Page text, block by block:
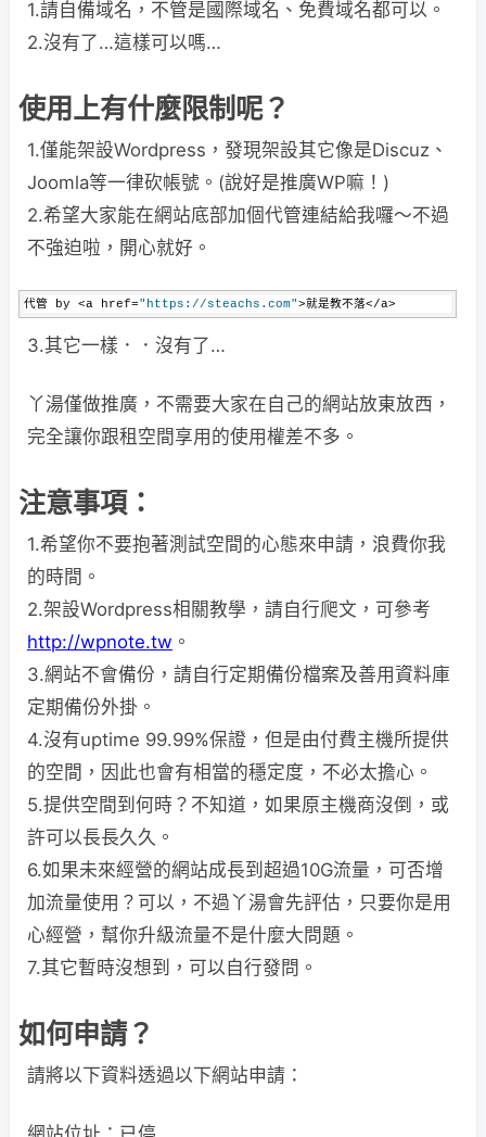
1.請自備域名，不管是國際域名、免費域名都可以。
2.沒有了…這樣可以嗎…
使用上有什麼限制呢？
1.僅能架設Wordpress，發現架設其它像是Discuz、
Joomla等一律砍帳號。(說好是推廣WP嘛！)
2.希望大家能在網站底部加個代管連結給我囉～不過
不強迫啦，開心就好。
代管 by <a href="https://steachs.com">就是教不落</a>
3.其它一樣．．沒有了…
丫湯僅做推廣，不需要大家在自己的網站放東放西，
完全讓你跟租空間享用的使用權差不多。
注意事項：
1.希望你不要抱著測試空間的心態來申請，浪費你我
的時間。
2.架設Wordpress相關教學，請自行爬文，可參考
http://wpnote.tw 。
3.網站不會備份，請自行定期備份檔案及善用資料庫
定期備份外掛。
4.沒有uptime 99.99%保證，但是由付費主機所提供
的空間，因此也會有相當的穩定度，不必太擔心。
5.提供空間到何時？不知道，如果原主機商沒倒，或
許可以長長久久。
6.如果未來經營的網站成長到超過10G流量，可否增
加流量使用？可以，不過丫湯會先評估，只要你是用
心經營，幫你升級流量不是什麼大問題。
7.其它暫時沒想到，可以自行發問。
如何申請？
請將以下資料透過以下網站申請：